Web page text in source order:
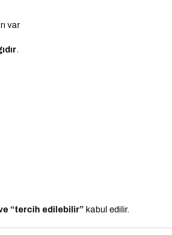
var
.
“tercih edilebilir” kabul edilir.